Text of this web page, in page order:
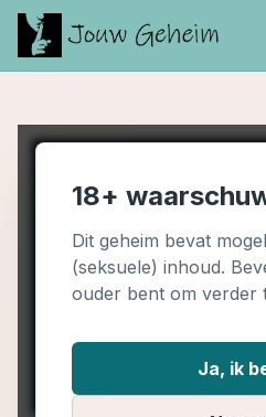
18+
Dit geheim bevat
(seksuele) inhoud.
ouder bent om verder
Ja, ik